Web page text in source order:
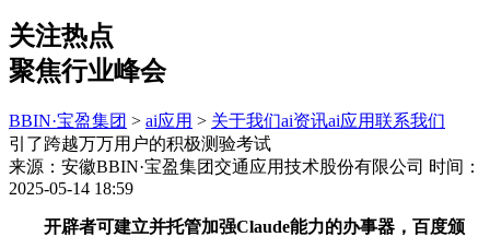
关注热点
聚焦行业峰会
BBIN·宝盈集团 > ai应用 > 关于我们ai资讯ai应用联系我们
引了跨越万万用户的积极测验考试
来源：安徽BBIN·宝盈集团交通应用技术股份有限公司 时间：
2025-05-14 18:59
开辟者可建立并托管加强Claude能力的办事器，百度颁